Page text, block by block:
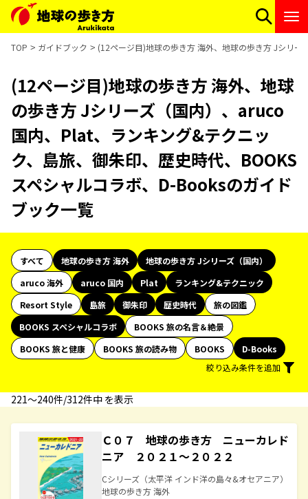
TOP ガイドブック (12ページ目)地球の歩き方 海外、地球の歩き方 Jシリ
(12ページ目)地球の歩き方 海外、地球
の歩き方 Jシリーズ（国内）、aruco
国内、Plat、ランキング&テクニッ
ク、島旅、御朱印、歴史時代、BOOKS
スペシャルコラボ、D-Booksのガイド
ブック一覧
すべて 地球の歩き方 海外
地球の歩き方 Jシリーズ（国内）
aruco 海外
aruco 国内 Plat
ランキング&テクニック
Resort Style
島旅 御朱印 歴史時代
旅の図鑑
BOOKS スペシャルコラボ
BOOKS 旅の名言＆絶景
BOOKS 旅と健康
BOOKS 旅の読み物 BOOKS
D-Books
絞り込み条件を追加
221〜240件/312件中 を表示
Ｃ０７ 地球の歩き方 ニューカレド
ニア ２０２１～２０２２
Cシリーズ（太平洋 インド洋の島々&オセアニア）
地球の歩き方 海外